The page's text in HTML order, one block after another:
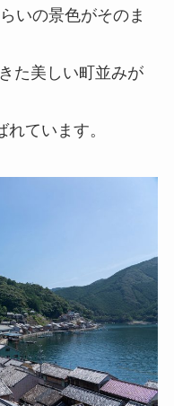
いの景色がそのま
た美しい町並みが
れています。